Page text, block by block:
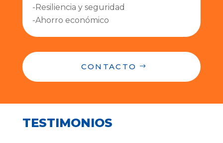
-Resiliencia y seguridad
-Ahorro económico
CONTACTO
TESTIMONIOS